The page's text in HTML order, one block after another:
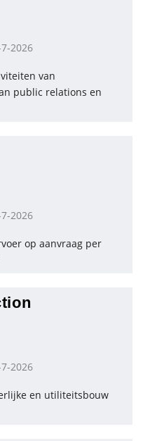
2026
van
public relations en
2026
op aanvraag per
2026
en utiliteitsbouw